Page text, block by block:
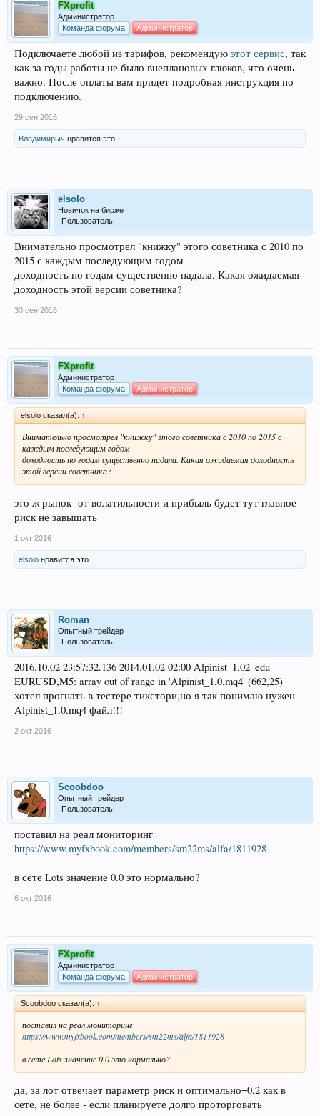
FXprofit
Администратор
Команда форума
Администратор
Подключаете любой из тарифов, рекомендую этот сервис, так
как за годы работы не было внеплановых глюков, что очень
важно. После оплаты вам придет подробная инструкция по
подключению.
29 сен 2016
Владимирыч нравится это.
elsolo
Новичок на бирже
Пользователь
Внимательно просмотрел "книжку" этого советника с 2010 по
2015 с каждым последующим годом
доходность по годам существенно падала. Какая ожидаемая
доходность этой версии советника?
30 сен 2016
FXprofit
Администратор
Команда форума
Администратор
elsolo сказал(а): ↑
Внимательно просмотрел "книжку" этого советника с 2010 по 2015 с
каждым последующим годом
доходность по годам существенно падала. Какая ожидаемая доходность
этой версии советника?
это ж рынок- от волатильности и прибыль будет тут главное
риск не завышать
1 окт 2016
elsolo нравится это.
Roman
Опытный трейдер
Пользователь
2016.10.02 23:57:32.136 2014.01.02 02:00 Alpinist_1.02_edu
EURUSD,M5: array out of range in 'Alpinist_1.0.mq4' (662,25)
хотел прогнать в тестере тикстори,но я так понимаю нужен
Alpinist_1.0.mq4 файл!!!
2 окт 2016
Scoobdoo
Опытный трейдер
Пользователь
поставил на реал мониторинг
https://www.myfxbook.com/members/sm22ms/alfa/1811928
в сете Lots значение 0.0 это нормально?
6 окт 2016
FXprofit
Администратор
Команда форума
Администратор
Scoobdoo сказал(а): ↑
поставил на реал мониторинг
https://www.myfxbook.com/members/sm22ms/alfa/1811928
в сете Lots значение 0.0 это нормально?
да, за лот отвечает параметр риск и оптимально=0,2 как в
сете, не более - если планируете долго проторговать